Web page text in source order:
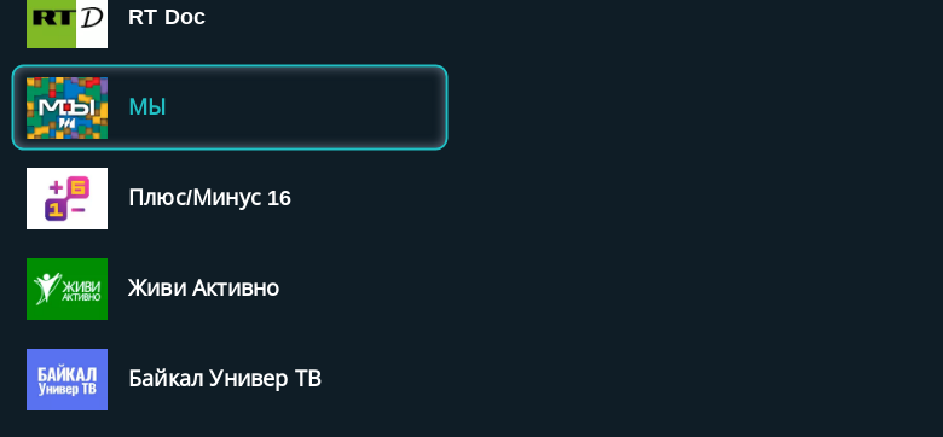
RT Doc
МЫ
Плюс/Минус 16
Живи Активно
Байкал Универ ТВ